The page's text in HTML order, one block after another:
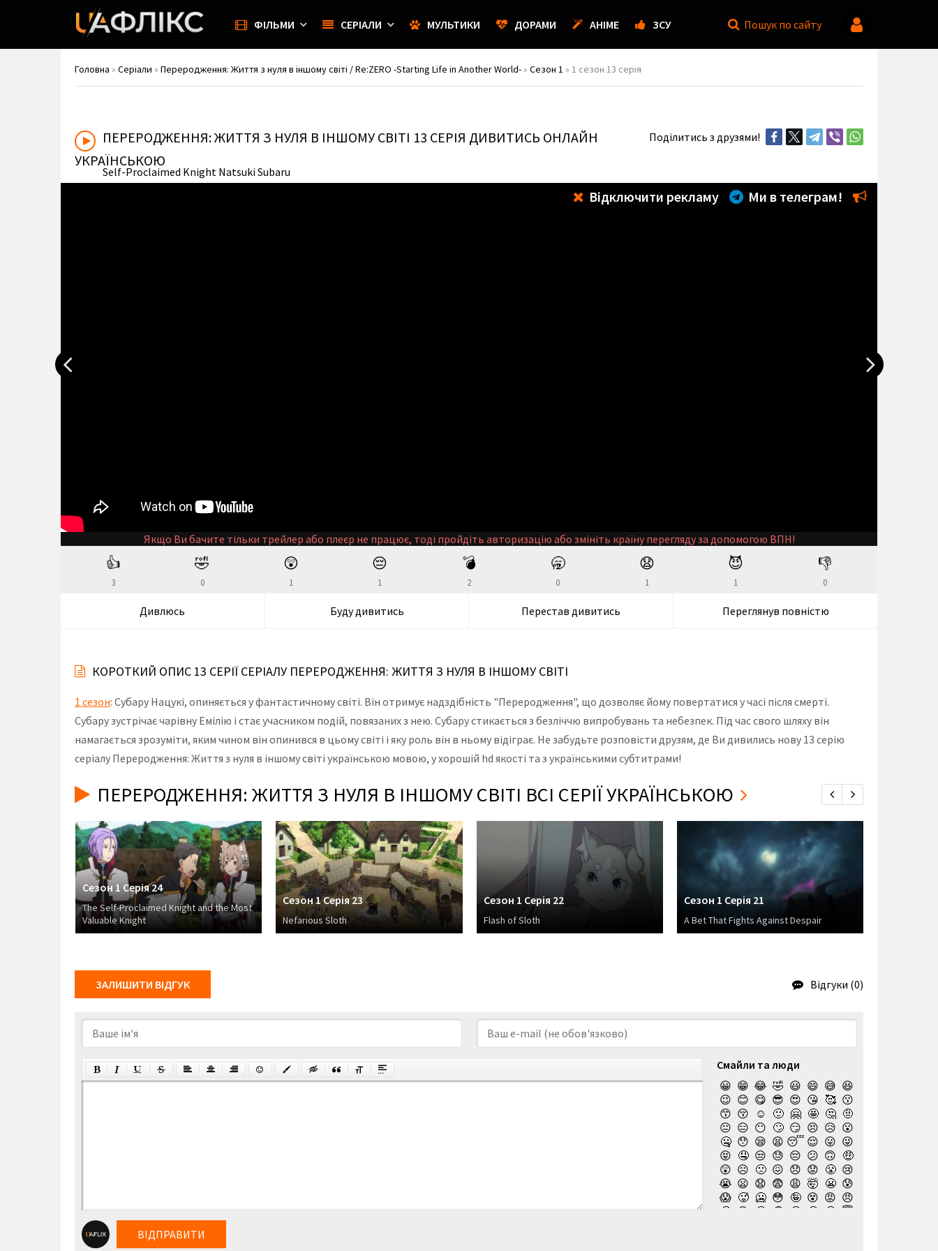
ФІЛЬМИ СЕРІАЛИ МУЛЬТИКИ ДОРАМИ АНІМЕ ЗСУ Пошук по сайту
Головна » Серіали » Переродження: Життя з нуля в іншому світі / Re:ZERO -Starting Life in Another World- » Сезон 1 » 1 сезон 13 серія
Поділитись з друзями!
ПЕРЕРОДЖЕННЯ: ЖИТТЯ З НУЛЯ В ІНШОМУ СВІТІ 13 СЕРІЯ ДИВИТИСЬ ОНЛАЙН
УКРАЇНСЬКОЮ
Self-Proclaimed Knight Natsuki Subaru
Відключити рекламу Ми в телеграм!
Якщо Ви бачите тільки трейлер або плеєр не працює, тоді пройдіть авторизацію або змініть країну перегляду за допомогою ВПН!
👍
3
🤣
0
😲
1
😔
1
💣
2
🥱
0
😧
1
😈
1
👎
0
Дивлюсь Буду дивитись Перестав дивитись Переглянув повністю
КОРОТКИЙ ОПИС 13 СЕРІЇ СЕРІАЛУ ПЕРЕРОДЖЕННЯ: ЖИТТЯ З НУЛЯ В ІНШОМУ СВІТІ
1 сезон: Субару Нацукі, опиняється у фантастичному світі. Він отримує надздібність "Переродження", що дозволяє йому повертатися у часі після смерті.
Субару зустрічає чарівну Емілію і стає учасником подій, повязаних з нею. Субару стикається з безліччю випробувань та небезпек. Під час свого шляху він
намагається зрозуміти, яким чином він опинився в цьому світі і яку роль він в ньому відіграє. Не забудьте розповісти друзям, де Ви дивились нову 13 серію
серіалу Переродження: Життя з нуля в іншому світі українською мовою, у хорошій hd якості та з українськими субтитрами!
ПЕРЕРОДЖЕННЯ: ЖИТТЯ З НУЛЯ В ІНШОМУ СВІТІ ВСІ СЕРІЇ УКРАЇНСЬКОЮ
Сезон 1 Серія 24
The Self-Proclaimed Knight and the Most
Valuable Knight
Сезон 1 Серія 23
Nefarious Sloth
Сезон 1 Серія 22
Flash of Sloth
Сезон 1 Серія 21
A Bet That Fights Against Despair
ЗАЛИШИТИ ВІДГУК Відгуки (0)
Смайли та люди
😀 😁 😂 🤣 😃 😄 😅 😆
😉 😊 😋 😎 😍 😘 🥰 😗
😙 😚 ☺️ 🙂 🤗 🤩 🤔 🤨
😐 😑 😶 🙄 😏 😣 😥 😮
🤐 😯 😪 😫 😴 😌 😛 😜
😝 🤤 😒 😓 😔 😕 🙃 🤑
😲 ☹️ 🙁 😖 😞 😟 😤 😢
😭 😦 😧 😨 😩 🤯 😬 😰
😱 🥵 🥶 😳 🤪 😵 😡 😠
🤬
😷 🤒 🤕 🤢 🤮 🤧 😇
ВІДПРАВИТИ